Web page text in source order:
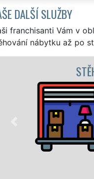
DALŠÍ SLUŽBY
franchisanti Vám v
nábytku až po
FRÝDEK-MÍSTEK -
franchisová síť
servis ve
stěhování NON-
tak pro
odvedené práce.
Mám zájem o